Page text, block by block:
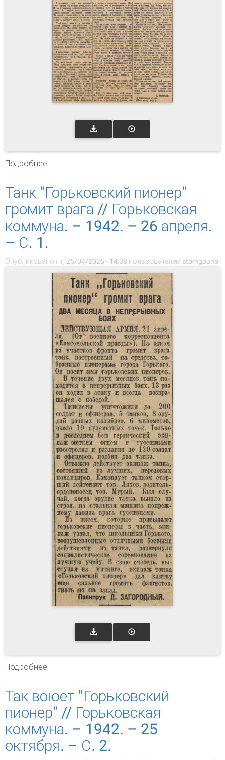
Подробнее
Танк "Горьковский пионер"
громит врага // Горьковская
коммуна. – 1942. – 26 апреля.
– С. 1.
Опубликовано пт, 25/04/2025 - 14:38 пользователем sto-ngounb
Подробнее
Так воюет "Горьковский
пионер" // Горьковская
коммуна. – 1942. – 25
октября. – С. 2.